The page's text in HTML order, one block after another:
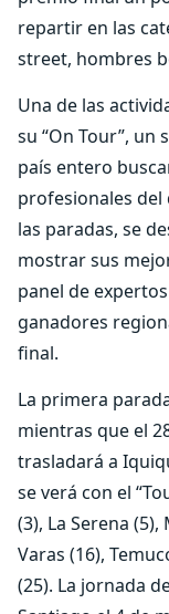
repartir en las
street, hombres
Una de las
su “On Tour”, un
país entero
profesionales del
las paradas, se
mostrar sus
panel de
ganadores
final.
La primera
mientras que el
trasladará a
se verá con el
(3), La Serena
Varas (16),
(25). La jornada